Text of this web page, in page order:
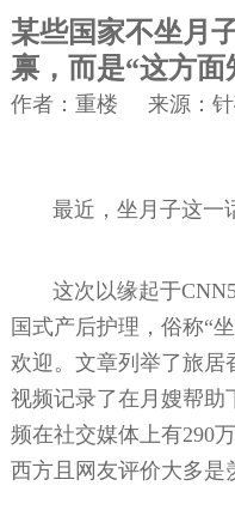
某些国家不坐月
禀，而是“这方面
作者：重楼 来源：针
最近，坐月子这一话
这次以缘起于CNN5
国式产后护理，俗称“
欢迎。文章列举了旅居
视频记录了在月嫂帮
频在社交媒体上有290
西方且网友评价大多是